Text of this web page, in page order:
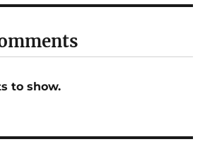
to show.